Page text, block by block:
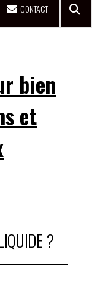
CONTACT
bien
et
?